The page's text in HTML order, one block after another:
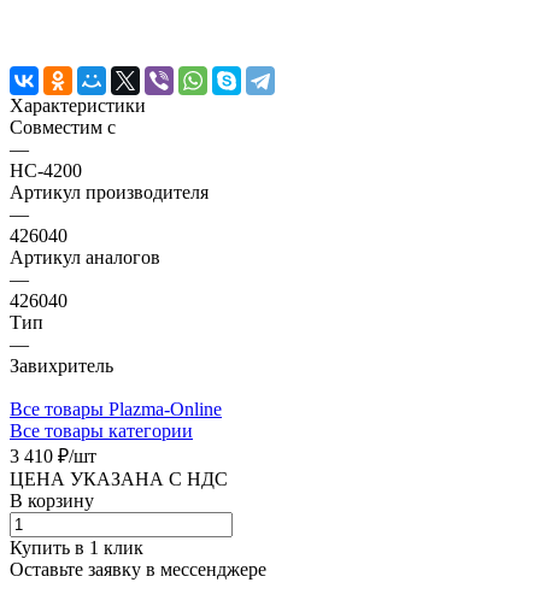
Характеристики
Совместим с
—
HC-4200
Артикул производителя
—
426040
Артикул аналогов
—
426040
Тип
—
Завихритель
Все товары Plazma-Online
Все товары категории
3 410 ₽/шт
ЦЕНА УКАЗАНА С НДС
В корзину
Купить в 1 клик
Оставьте заявку в мессенджере